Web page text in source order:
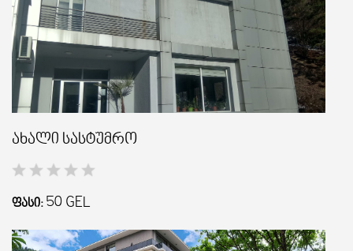
ახალი სასტუმრო
ᲤᲐᲡᲘ: 50 GEL